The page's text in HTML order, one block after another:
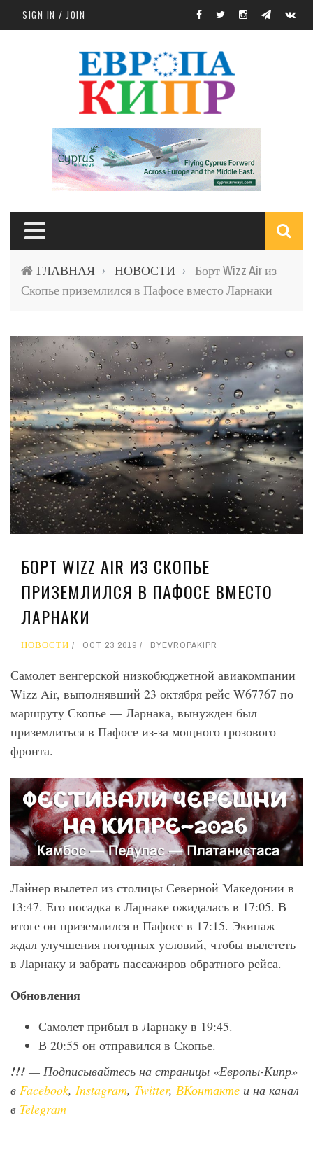
Skip to main content
SIGN IN / JOIN
ГЛАВНАЯ › НОВОСТИ ›
Борт Wizz Air из
Скопье приземлился в Пафосе вместо Ларнаки
БОРТ WIZZ AIR ИЗ СКОПЬЕ
ПРИЗЕМЛИЛСЯ В ПАФОСЕ ВМЕСТО
ЛАРНАКИ
НОВОСТИ OCT 23 2019 BYEVROPAKIPR
Самолет венгерской низкобюджетной авиакомпании
Wizz Air, выполнявший 23 октября рейс W67767 по
маршруту Скопье — Ларнака, вынужден был
приземлиться в Пафосе из-за мощного грозового
фронта.
Лайнер вылетел из столицы Северной Македонии в
13:47. Его посадка в Ларнаке ожидалась в 17:05. В
итоге он приземлился в Пафосе в 17:15. Экипаж
ждал улучшения погодных условий, чтобы вылететь
в Ларнаку и забрать пассажиров обратного рейса.
Обновления
Самолет прибыл в Ларнаку в 19:45.
В 20:55 он отправился в Скопье.
!!! — Подписывайтесь на страницы «Европы-Кипр»
в Facebook, Instagram, Twitter, ВКонтакте и на канал
в Telegram